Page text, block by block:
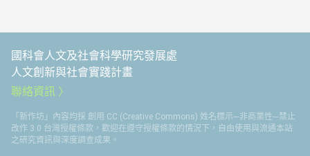
國科會人文及社會科學研究發展處
人文創新與社會實踐計畫
聯絡資訊
「新作坊」內容均採 創用 CC (Creative Commons) 姓名標示─非商業性─禁止
改作 3.0 台灣授權條款，歡迎在遵守授權條款的情況下，自由使用與流通本站
之研究資訊與深度調查成果。